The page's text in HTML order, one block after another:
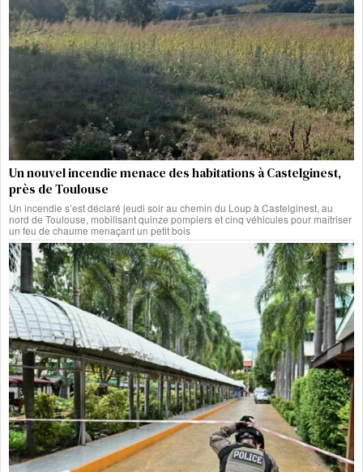
Un nouvel incendie menace des habitations à Castelginest,
près de Toulouse
Un incendie s’est déclaré jeudi soir au chemin du Loup à Castelginest, au
nord de Toulouse, mobilisant quinze pompiers et cinq véhicules pour maîtriser
un feu de chaume menaçant un petit bois